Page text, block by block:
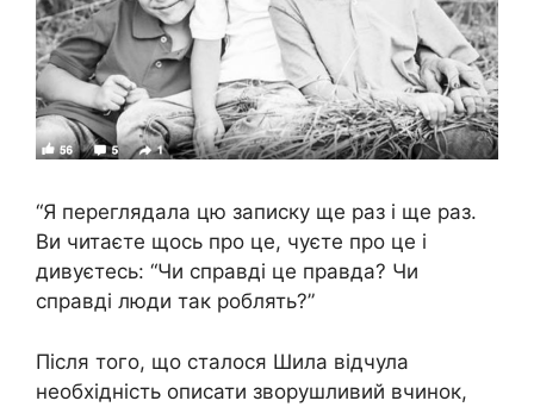
“Я переглядала цю записку ще раз і ще раз.
Ви читаєте щось про це, чуєте про це і
дивуєтесь: “Чи справді це правда? Чи
справді люди так роблять?”
Після того, що сталося Шила відчула
необхідність описати зворушливий вчинок,